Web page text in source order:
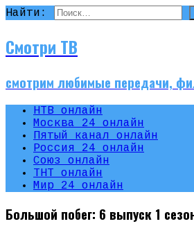
Найти:
Смотри ТВ
смотрим любимые передачи,
НТВ онлайн
Москва 24 онлайн
Пятый канал онлайн
Россия 24 онлайн
Союз онлайн
ТНТ онлайн
Мир 24 онлайн
Большой побег: 6 выпуск 1